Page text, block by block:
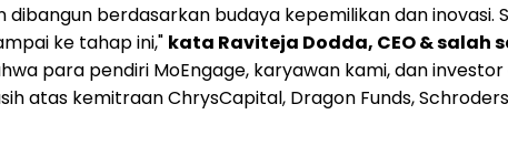
berdasarkan budaya kepemilikan dan inovasi.
ke tahap ini," kata Raviteja Dodda, CEO & salah
para pendiri MoEngage, karyawan kami, dan
atas kemitraan ChrysCapital, Dragon Funds,